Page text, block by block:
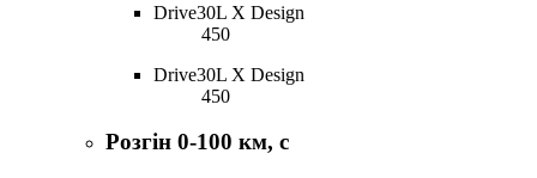
Drive30L X Design
450
Drive30L X Design
450
Розгін 0-100 км, с